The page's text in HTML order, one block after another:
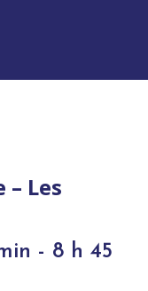
Les
- 8 h 45